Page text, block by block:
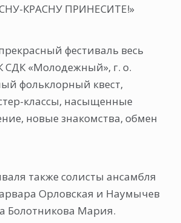
КРАСНУ ПРИНЕСИТЕ!»
фестиваль весь
СДК «Молодежный», г. о.
фольклорный квест,
классы, насыщенные
новые знакомства, обмен
также солисты ансамбля
Орловская и Наумычев
Болотникова Мария.